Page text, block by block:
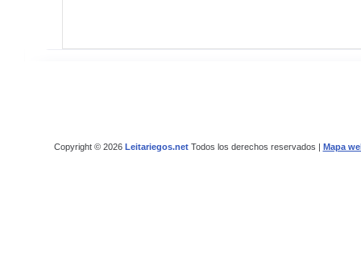
Copyright © 2026 Leitariegos.netTodos los derechos reservados | Mapa